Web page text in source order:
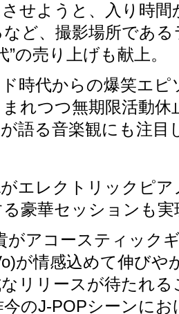
させようと、入り時
ど、撮影場所であ
”の売り上げも献上。
時代からの爆笑エピ
れつつ無期限活動休
語る音楽観にも注目
エレクトリックピア
豪華セッションも実
がアコースティック
が情感込めて伸びや
リリースが待たれる
のJ-POPシーンにお